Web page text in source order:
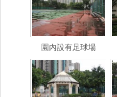
園內設有足球場